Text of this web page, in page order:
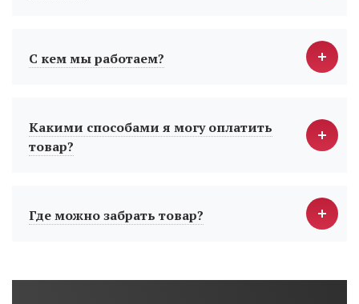
С кем мы работаем?
Какими способами я могу оплатить
товар?
Где можно забрать товар?